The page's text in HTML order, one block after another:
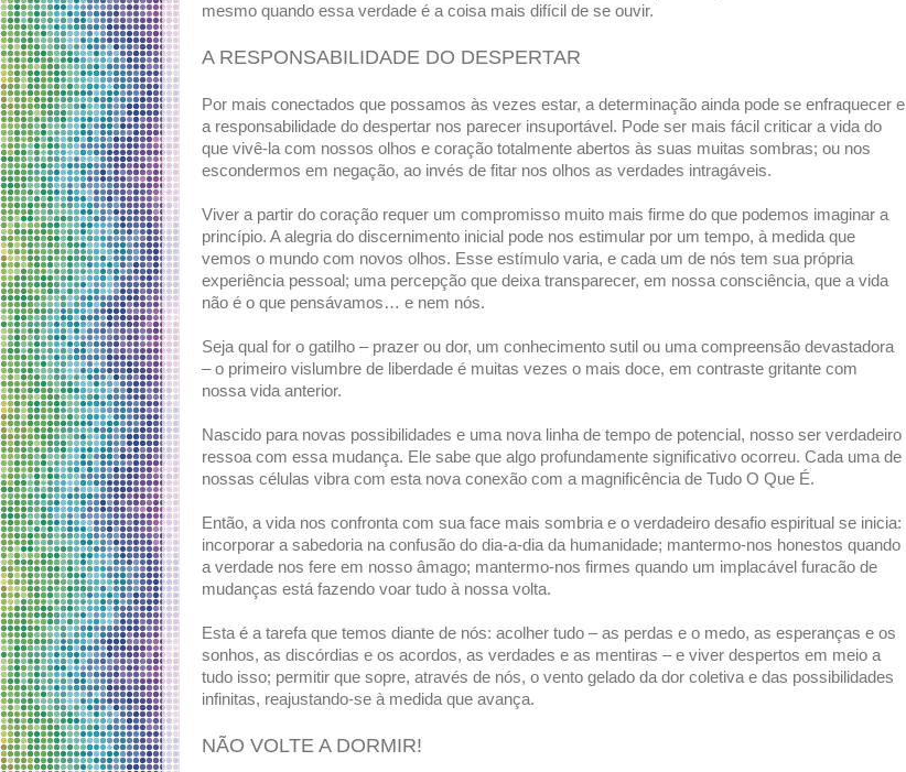
mesmo quando essa verdade é a coisa mais difícil de se ouvir.
A RESPONSABILIDADE DO DESPERTAR
Por mais conectados que possamos às vezes estar, a determinação ainda pode se enfraquecer e
a responsabilidade do despertar nos parecer insuportável. Pode ser mais fácil criticar a vida do
que vivê-la com nossos olhos e coração totalmente abertos às suas muitas sombras; ou nos
escondermos em negação, ao invés de fitar nos olhos as verdades intragáveis.
Viver a partir do coração requer um compromisso muito mais firme do que podemos imaginar a
princípio. A alegria do discernimento inicial pode nos estimular por um tempo, à medida que
vemos o mundo com novos olhos. Esse estímulo varia, e cada um de nós tem sua própria
experiência pessoal; uma percepção que deixa transparecer, em nossa consciência, que a vida
não é o que pensávamos… e nem nós.
Seja qual for o gatilho – prazer ou dor, um conhecimento sutil ou uma compreensão devastadora
– o primeiro vislumbre de liberdade é muitas vezes o mais doce, em contraste gritante com
nossa vida anterior.
Nascido para novas possibilidades e uma nova linha de tempo de potencial, nosso ser verdadeiro
ressoa com essa mudança. Ele sabe que algo profundamente significativo ocorreu. Cada uma de
nossas células vibra com esta nova conexão com a magnificência de Tudo O Que É.
Então, a vida nos confronta com sua face mais sombria e o verdadeiro desafio espiritual se inicia:
incorporar a sabedoria na confusão do dia-a-dia da humanidade; mantermo-nos honestos quando
a verdade nos fere em nosso âmago; mantermo-nos firmes quando um implacável furacão de
mudanças está fazendo voar tudo à nossa volta.
Esta é a tarefa que temos diante de nós: acolher tudo – as perdas e o medo, as esperanças e os
sonhos, as discórdias e os acordos, as verdades e as mentiras – e viver despertos em meio a
tudo isso; permitir que sopre, através de nós, o vento gelado da dor coletiva e das possibilidades
infinitas, reajustando-se à medida que avança.
NÃO VOLTE A DORMIR!